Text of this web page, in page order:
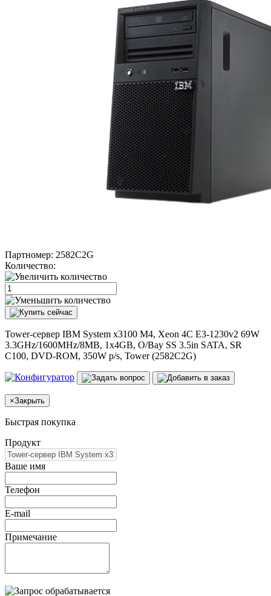
Партномер: 2582C2G
Количество:
Tower-сервер IBM System x3100 M4, Xeon 4C E3-1230v2 69W
3.3GHz/1600MHz/8MB, 1x4GB, O/Bay SS 3.5in SATA, SR
C100, DVD-ROM, 350W p/s, Tower (2582C2G)
×Закрыть
Быстрая покупка
Продукт
Ваше имя
Телефон
E-mail
Примечание